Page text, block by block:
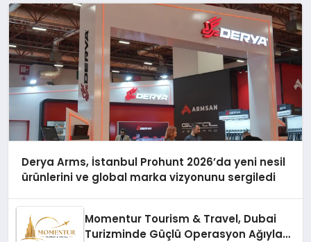
Derya Arms, İstanbul Prohunt 2026’da yeni nesil
ürünlerini ve global marka vizyonunu sergiledi
Momentur Tourism & Travel, Dubai
Turizminde Güçlü Operasyon Ağıyla